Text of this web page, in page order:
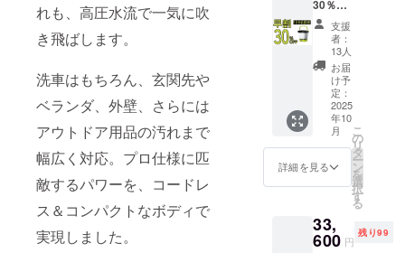
れも、高圧水流で一気に吹
き飛ばします。
洗車はもちろん、玄関先や
ベランダ、外壁、さらには
アウトドア用品の汚れまで
幅広く対応。プロ仕様に匹
敵するパワーを、コードレ
ス＆コンパクトなボディで
実現しました。
アイテム
を、これか
らもお届け
してまいり
新商品やお
得情報は、
LINE公式ア
30％OF
F100名
限定 定
28,000
円円
→19,60
（税・
送料
込）
【内
容】 ・
高圧
ブル洗
浄バケ
支援
者：
13人
お届
け予
定：
2025
年10
月
詳細を見る
こ
の
リ
タ
ー
ン
を
選
択
す
る
33,
600 円
残り99